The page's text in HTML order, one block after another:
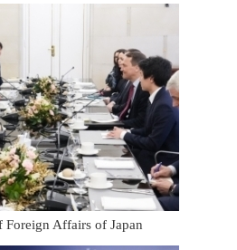
Affairs of Japan